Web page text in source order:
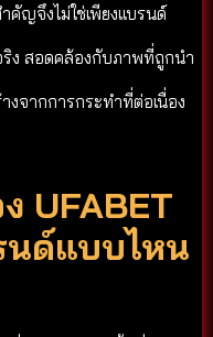
คัญจึงไม่ใช่เพียงแบรนด์
ริง สอดคล้องกับภาพที่ถูกนำ
งจากการกระทำที่ต่อเนื่อง
UFABET
ด์แบบไหน